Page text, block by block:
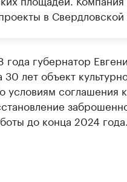
в
года губернатор
лет объект
условиям соглашения
до конца 2024 года.